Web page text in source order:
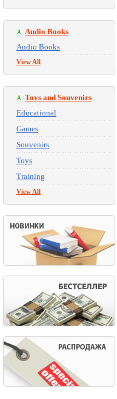
Audio Books
Audio Books
View All
Toys and Souvenirs
Educational
Games
Souvenirs
Toys
Training
View All